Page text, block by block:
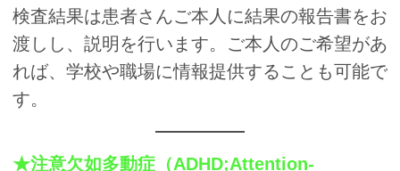
検査結果は患者さんご本人に結果の報告書をお
渡しし、説明を行います。ご本人のご希望があ
れば、学校や職場に情報提供することも可能で
す。
★注意欠如多動症（ADHD;Attention-